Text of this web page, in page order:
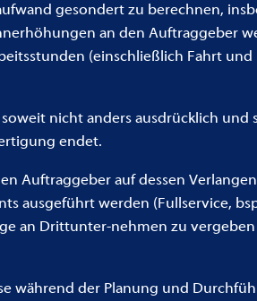
gesondert zu berechnen,
an den Auftraggeber
(einschließlich Fahrt und
nicht anders ausdrücklich
endet.
Auftraggeber auf dessen
ausgeführt werden (Fullservice,
an Drittunter-nehmen zu
während der Planung und